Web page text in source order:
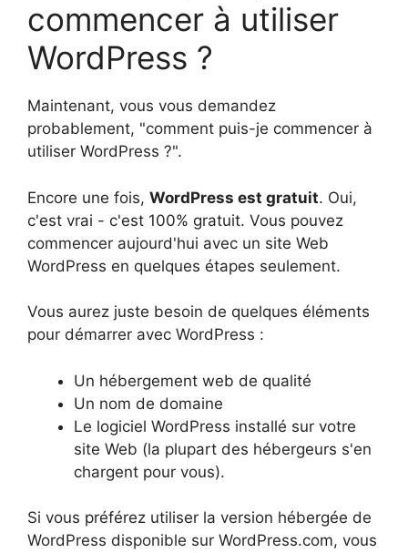
commencer à utiliser
WordPress ?
Maintenant, vous vous demandez
probablement, "comment puis-je commencer à
utiliser WordPress ?".
Encore une fois, WordPress est gratuit. Oui,
c'est vrai - c'est 100% gratuit. Vous pouvez
commencer aujourd'hui avec un site Web
WordPress en quelques étapes seulement.
Vous aurez juste besoin de quelques éléments
pour démarrer avec WordPress :
Un hébergement web de qualité
Un nom de domaine
Le logiciel WordPress installé sur votre
site Web (la plupart des hébergeurs s'en
chargent pour vous).
Si vous préférez utiliser la version hébergée de
WordPress disponible sur WordPress.com, vous